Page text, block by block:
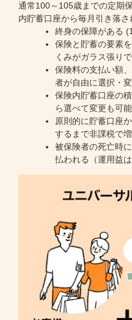
通常100～105歳までの定期
内貯蓄口座から毎月引き落さ
終身の保障がある
保険と貯蓄の要素
くみがガラス張り
保険料の支払い額
者が自由に選択・
保険内貯蓄口座の
ら選べて変更も可能
原則的に貯蓄口座
するまで非課税で
被保険者の死亡時
払われる（運用益